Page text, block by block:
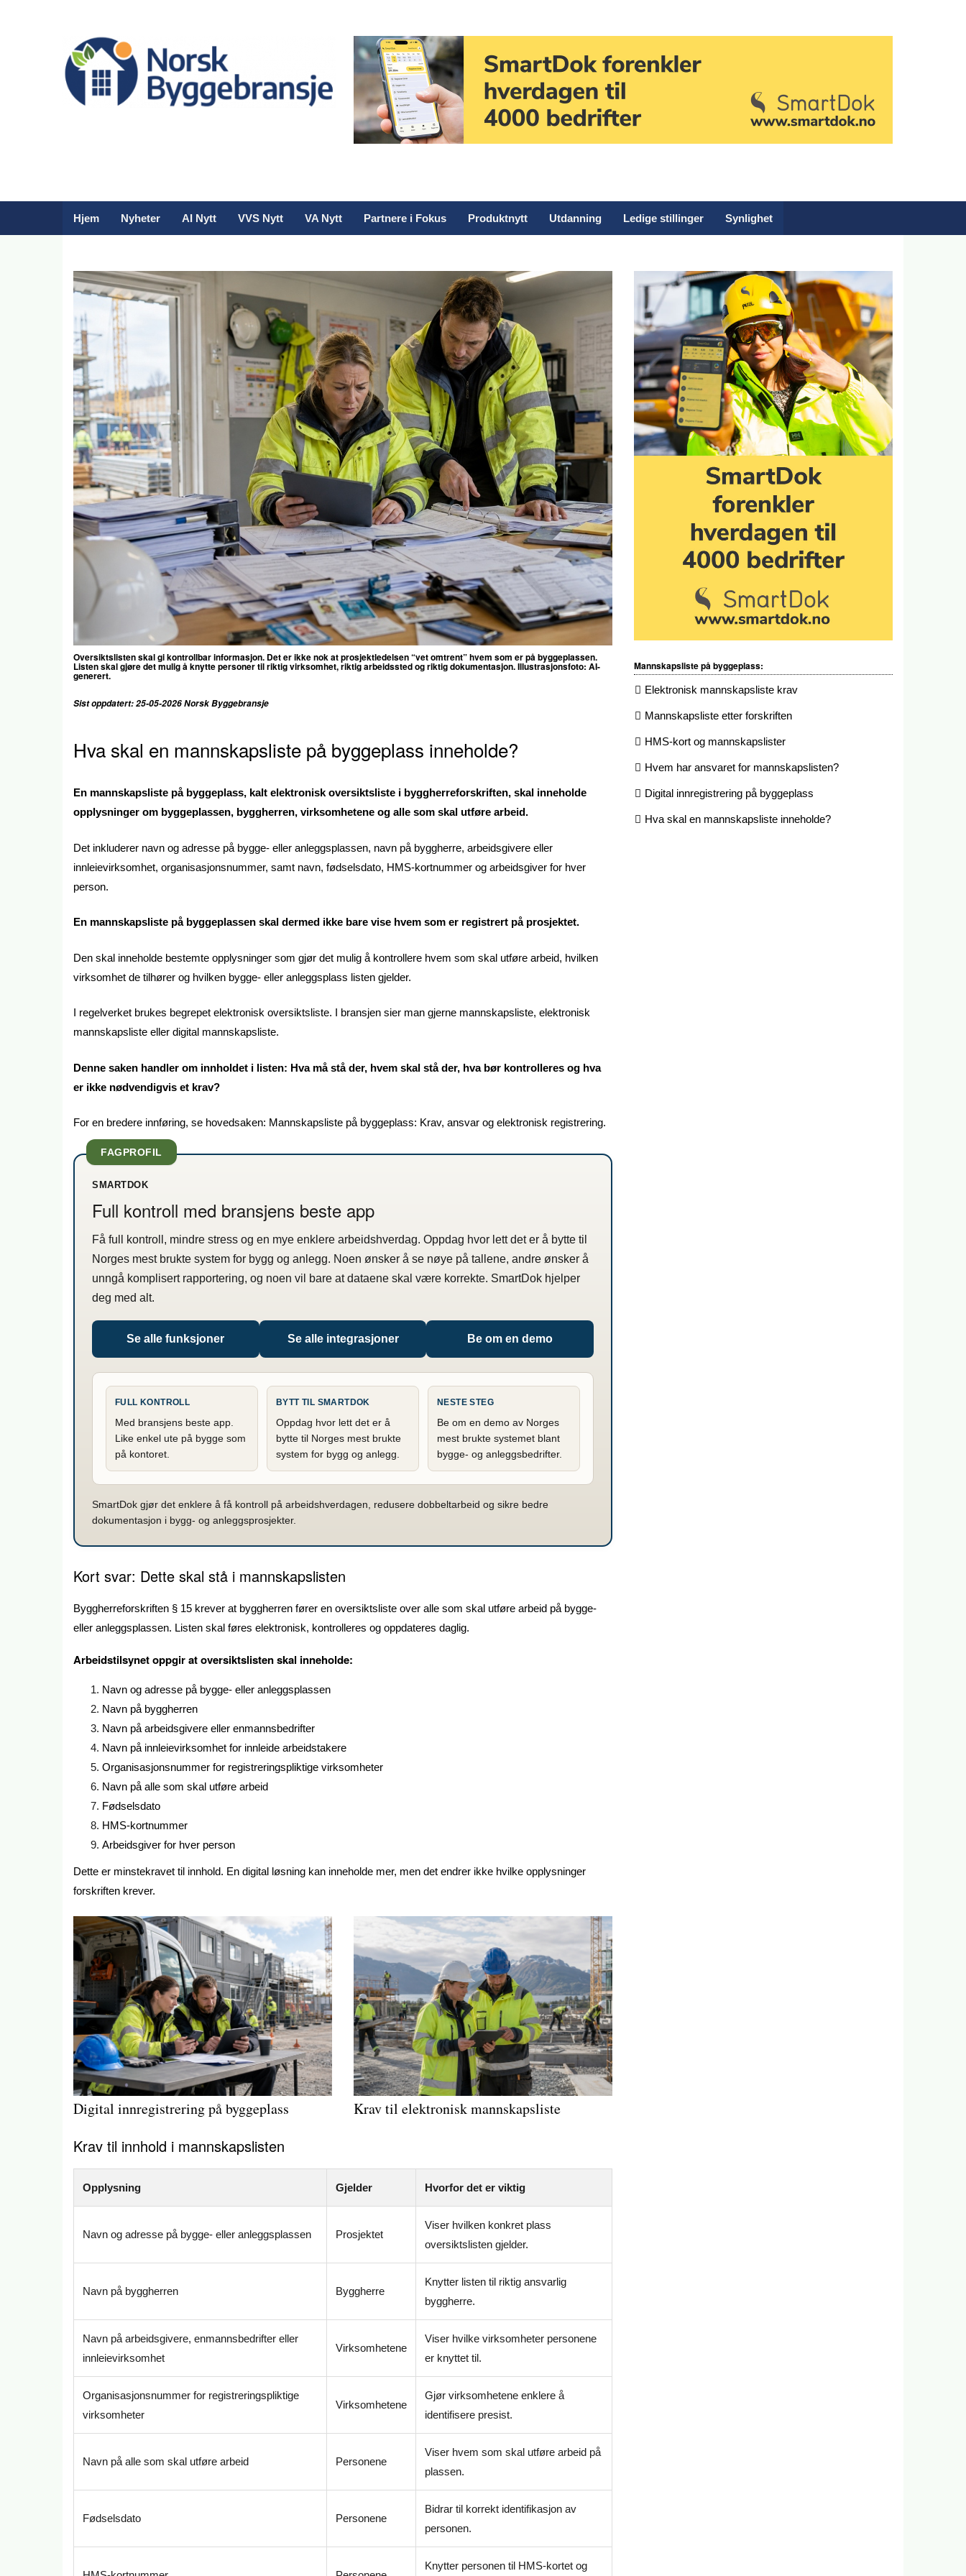
Hjem Nyheter AI Nytt VVS Nytt VA Nytt Partnere i Fokus Produktnytt Utdanning Ledige stillinger Synlighet
Oversiktslisten skal gi kontrollbar informasjon. Det er ikke nok at prosjektledelsen “vet omtrent” hvem som er på byggeplassen.
Listen skal gjøre det mulig å knytte personer til riktig virksomhet, riktig arbeidssted og riktig dokumentasjon. Illustrasjonsfoto: AI-
generert.
Sist oppdatert: 25-05-2026 Norsk Byggebransje
Hva skal en mannskapsliste på byggeplass inneholde?
En mannskapsliste på byggeplass, kalt elektronisk oversiktsliste i byggherreforskriften, skal inneholde
opplysninger om byggeplassen, byggherren, virksomhetene og alle som skal utføre arbeid.
Det inkluderer navn og adresse på bygge- eller anleggsplassen, navn på byggherre, arbeidsgivere eller
innleievirksomhet, organisasjonsnummer, samt navn, fødselsdato, HMS-kortnummer og arbeidsgiver for hver
person.
En mannskapsliste på byggeplassen skal dermed ikke bare vise hvem som er registrert på prosjektet.
Den skal inneholde bestemte opplysninger som gjør det mulig å kontrollere hvem som skal utføre arbeid, hvilken
virksomhet de tilhører og hvilken bygge- eller anleggsplass listen gjelder.
I regelverket brukes begrepet elektronisk oversiktsliste. I bransjen sier man gjerne mannskapsliste, elektronisk
mannskapsliste eller digital mannskapsliste.
Denne saken handler om innholdet i listen: Hva må stå der, hvem skal stå der, hva bør kontrolleres og hva
er ikke nødvendigvis et krav?
For en bredere innføring, se hovedsaken: Mannskapsliste på byggeplass: Krav, ansvar og elektronisk registrering.
FAGPROFIL
SMARTDOK
Full kontroll med bransjens beste app
Få full kontroll, mindre stress og en mye enklere arbeidshverdag. Oppdag hvor lett det er å bytte til
Norges mest brukte system for bygg og anlegg. Noen ønsker å se nøye på tallene, andre ønsker å
unngå komplisert rapportering, og noen vil bare at dataene skal være korrekte. SmartDok hjelper
deg med alt.
Se alle funksjoner Se alle integrasjoner Be om en demo
FULL KONTROLL
Med bransjens beste app.
Like enkel ute på bygge som
på kontoret.
BYTT TIL SMARTDOK
Oppdag hvor lett det er å
bytte til Norges mest brukte
system for bygg og anlegg.
NESTE STEG
Be om en demo av Norges
mest brukte systemet blant
bygge- og anleggsbedrifter.
SmartDok gjør det enklere å få kontroll på arbeidshverdagen, redusere dobbeltarbeid og sikre bedre
dokumentasjon i bygg- og anleggsprosjekter.
Kort svar: Dette skal stå i mannskapslisten
Byggherreforskriften § 15 krever at byggherren fører en oversiktsliste over alle som skal utføre arbeid på bygge-
eller anleggsplassen. Listen skal føres elektronisk, kontrolleres og oppdateres daglig.
Arbeidstilsynet oppgir at oversiktslisten skal inneholde:
Navn og adresse på bygge- eller anleggsplassen
Navn på byggherren
Navn på arbeidsgivere eller enmannsbedrifter
Navn på innleievirksomhet for innleide arbeidstakere
Organisasjonsnummer for registreringspliktige virksomheter
Navn på alle som skal utføre arbeid
Fødselsdato
HMS-kortnummer
Arbeidsgiver for hver person
Dette er minstekravet til innhold. En digital løsning kan inneholde mer, men det endrer ikke hvilke opplysninger
forskriften krever.
Digital innregistrering på byggeplass Krav til elektronisk mannskapsliste
Krav til innhold i mannskapslisten
Opplysning Gjelder Hvorfor det er viktig
Navn og adresse på bygge- eller anleggsplassen Prosjektet
Viser hvilken konkret plass
oversiktslisten gjelder.
Navn på byggherren Byggherre
Knytter listen til riktig ansvarlig
byggherre.
Navn på arbeidsgivere, enmannsbedrifter eller
innleievirksomhet
Virksomhetene
Viser hvilke virksomheter personene
er knyttet til.
Organisasjonsnummer for registreringspliktige
virksomheter
Virksomhetene
Gjør virksomhetene enklere å
identifisere presist.
Navn på alle som skal utføre arbeid Personene
Viser hvem som skal utføre arbeid på
plassen.
Fødselsdato Personene
Bidrar til korrekt identifikasjon av
personen.
Knytter personen til HMS-kortet og
Mannskapsliste på byggeplass:
Elektronisk mannskapsliste krav
Mannskapsliste etter forskriften
HMS-kort og mannskapslister
Hvem har ansvaret for mannskapslisten?
Digital innregistrering på byggeplass
Hva skal en mannskapsliste inneholde?